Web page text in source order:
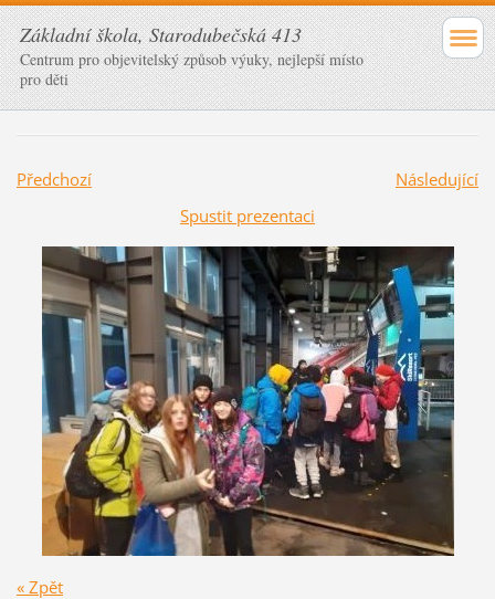
Základní škola, Starodubečská 413
Centrum pro objevitelský způsob výuky, nejlepší místo
pro děti
Předchozí
Následující
Spustit prezentaci
« Zpět